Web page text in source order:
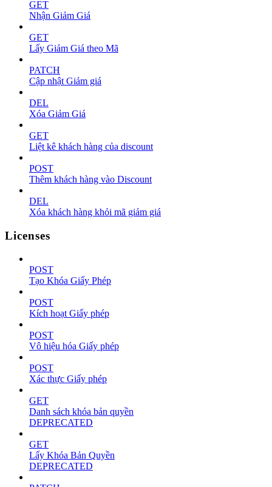
GET
Nhận Giảm Giá
GET
Lấy Giảm Giá theo Mã
PATCH
Cập nhật Giảm giá
DEL
Xóa Giảm Giá
GET
Liệt kê khách hàng của discount
POST
Thêm khách hàng vào Discount
DEL
Xóa khách hàng khỏi mã giảm giá
Licenses
POST
Tạo Khóa Giấy Phép
POST
Kích hoạt Giấy phép
POST
Vô hiệu hóa Giấy phép
POST
Xác thực Giấy phép
GET
Danh sách khóa bản quyền
DEPRECATED
GET
Lấy Khóa Bản Quyền
DEPRECATED